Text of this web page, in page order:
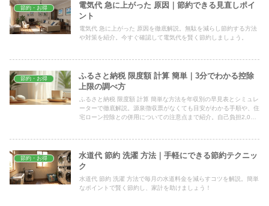
節約・お得
電気代 急に上がった 原因｜節約できる見直しポイ
ント
電気代 急に上がった 原因を徹底解説。無駄を減らし節約する方法
や対策を紹介。今すぐ確認して電気代を賢く節約しましょう。
節約・お得
ふるさと納税 限度額 計算 簡単｜3分でわかる控除
上限の調べ方
ふるさと納税 限度額 計算 簡単な方法を年収別の早見表とシミュレ
ーターで徹底解説。源泉徴収票がなくても目安がわかる手順や、住
宅ローン控除との併用についての注意点まで紹介。自己負担2,000
節約・お得
水道代 節約 洗濯 方法｜手軽にできる節約テクニッ
ク
水道代 節約 洗濯 方法で毎月の水道料金を減らすコツを解説。簡単
なポイントで賢く節約し、家計を助けましょう！